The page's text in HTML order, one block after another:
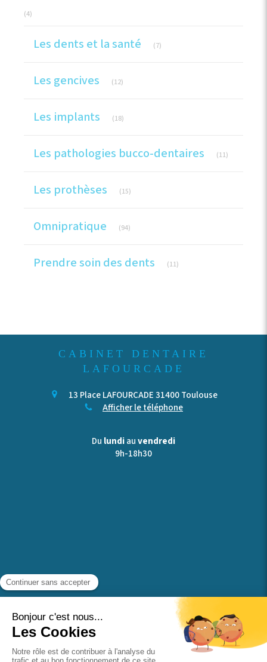
(4)
Les dents et la santé (7)
Les gencives (12)
Les implants (18)
Les pathologies bucco-dentaires (11)
Les prothèses (15)
Omnipratique (94)
Prendre soin des dents (11)
CABINET DENTAIRE
LAFOURCADE
13 Place LAFOURCADE31400 Toulouse
Afficher le téléphone
Du lundiauvendredi
9h-18h30